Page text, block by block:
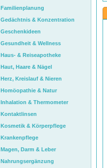
Familienplanung
Gedächtnis & Konzentration
Geschenkideen
Gesundheit & Wellness
Haus- & Reiseapotheke
Haut, Haare & Nägel
Herz, Kreislauf & Nieren
Homöopathie & Natur
Inhalation & Thermometer
Kontaktlinsen
Kosmetik & Körperpflege
Krankenpflege
Magen, Darm & Leber
Nahrungsergänzung